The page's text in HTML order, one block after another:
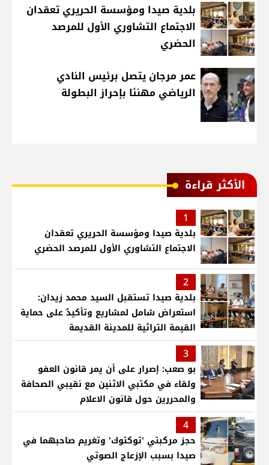
بلدية صيدا ومؤسسة الحريري تعقدان
الاجتماع التشاوري الأول للمرصد
الحضري
عمر مرجان يتصل برئيس النادي
الرياضي مهنئا بإحراز البطولة
الأكثر قراءة
1
بلدية صيدا ومؤسسة الحريري تعقدان
الاجتماع التشاوري الأول للمرصد الحضري
2
بلدية صيدا تستقبل السيد محمد زيدان:
استعراض شامل لمشاريع وتأكيدٌ على حماية
القيمة التراثية للمدينة القديمة
3
بو صعب: إصرار على أن يمر قانون العفو
ولقاء في مكتبي الاثنين مع نقيبي الصحافة
والمحررين حول قانون الاعلام
4
حجز مركبتي 'توكتوك' وتغريم صاحبهما في
صيدا بسبب الإزعاج الصوتي